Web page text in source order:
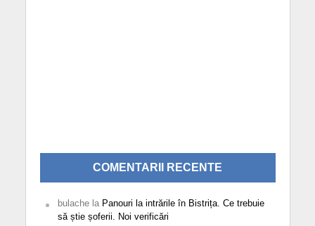
COMENTARII RECENTE
bulachela Panouri la intrările în Bistrița. Ce trebuie
să știe șoferii. Noi verificări